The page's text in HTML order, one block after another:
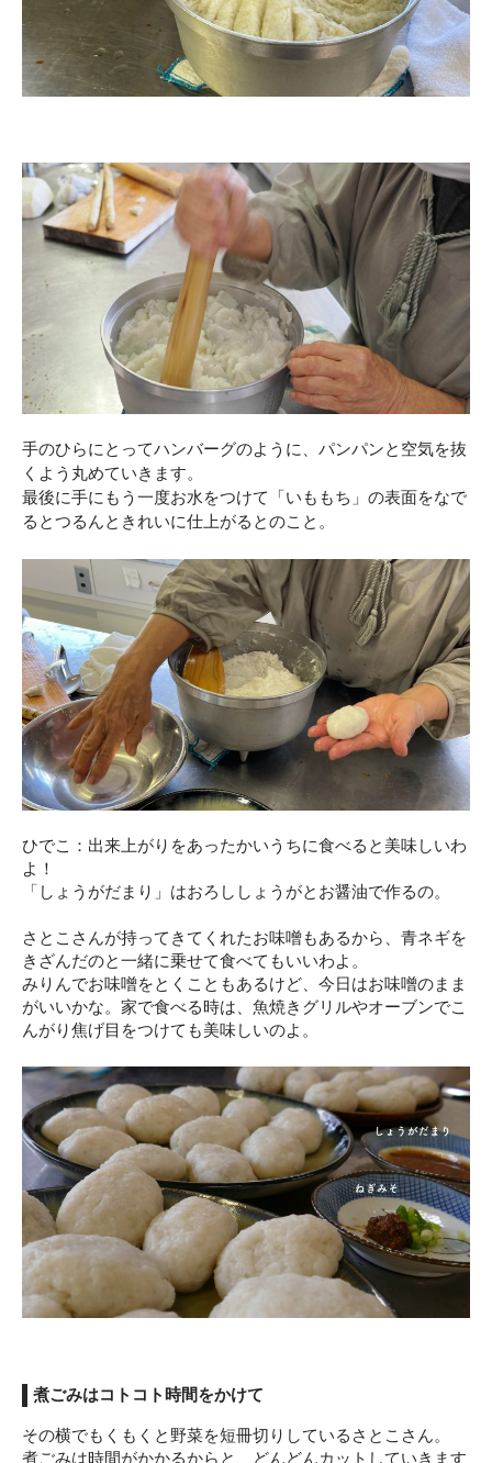
手のひらにとってハンバーグのように、パンパンと空気を抜
くよう丸めていきます。
最後に手にもう一度お水をつけて「いももち」の表面をなで
るとつるんときれいに仕上がるとのこと。
ひでこ：出来上がりをあったかいうちに食べると美味しいわ
よ！
「しょうがだまり」はおろししょうがとお醤油で作るの。
さとこさんが持ってきてくれたお味噌もあるから、青ネギを
きざんだのと一緒に乗せて食べてもいいわよ。
みりんでお味噌をとくこともあるけど、今日はお味噌のまま
がいいかな。家で食べる時は、魚焼きグリルやオーブンでこ
んがり焦げ目をつけても美味しいのよ。
煮ごみはコトコト時間をかけて
その横でもくもくと野菜を短冊切りしているさとこさん。